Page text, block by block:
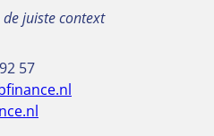
juiste context
57